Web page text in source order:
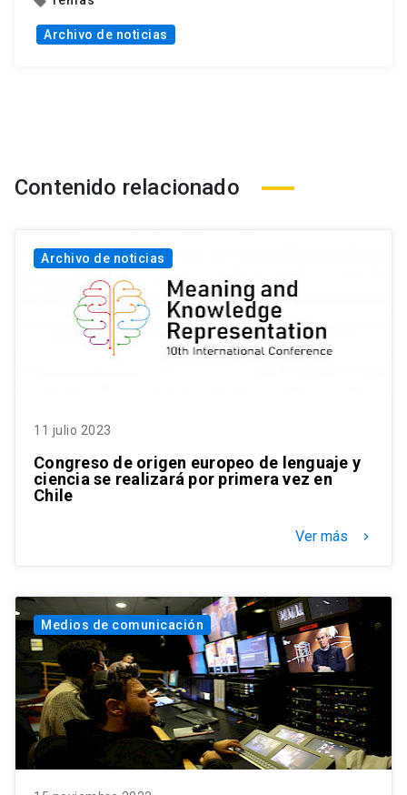
Archivo de noticias
Contenido relacionado
Archivo de noticias
11 julio 2023
Congreso de origen europeo de lenguaje y
ciencia se realizará por primera vez en
Chile
Ver más keyboard_arrow_right
Medios de comunicación